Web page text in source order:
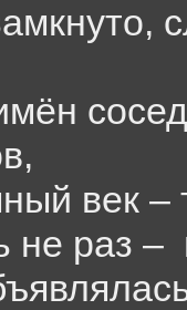
век –
не раз –